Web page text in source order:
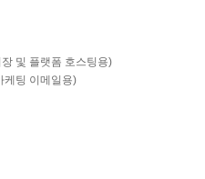
및 플랫폼 호스팅용)
케팅 이메일용)